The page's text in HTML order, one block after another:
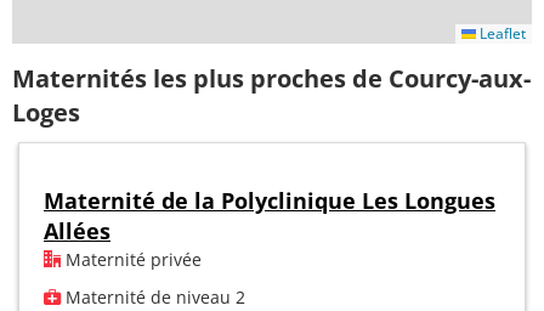
Leaflet
Maternités les plus proches de Courcy-aux-
Loges
Maternité de la Polyclinique Les Longues
Allées
Maternité privée
Maternité de niveau 2